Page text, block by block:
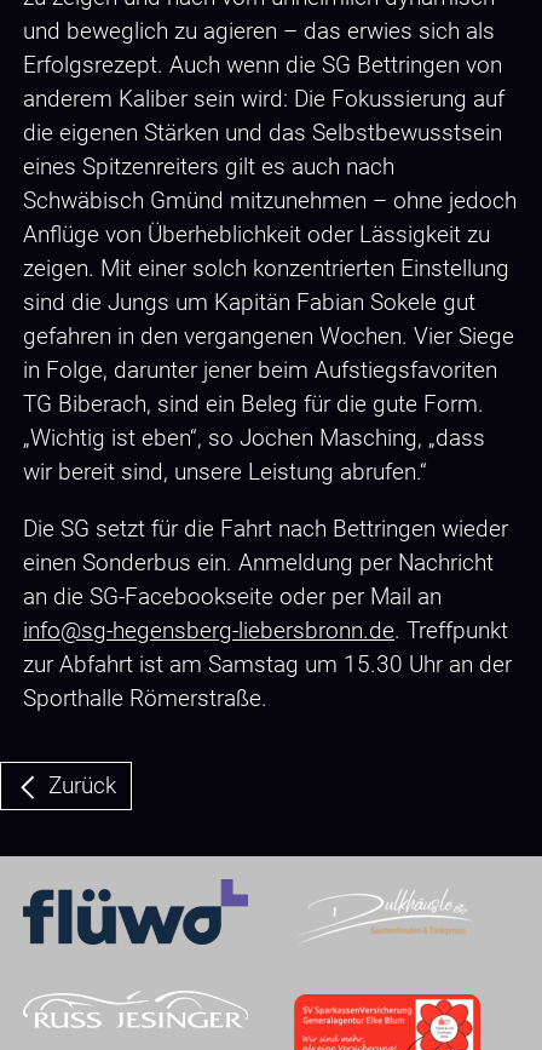
und beweglich zu agieren – das erwies sich als
Erfolgsrezept. Auch wenn die SG Bettringen von
anderem Kaliber sein wird: Die Fokussierung auf
die eigenen Stärken und das Selbstbewusstsein
eines Spitzenreiters gilt es auch nach
Schwäbisch Gmünd mitzunehmen – ohne jedoch
Anflüge von Überheblichkeit oder Lässigkeit zu
zeigen. Mit einer solch konzentrierten Einstellung
sind die Jungs um Kapitän Fabian Sokele gut
gefahren in den vergangenen Wochen. Vier Siege
in Folge, darunter jener beim Aufstiegsfavoriten
TG Biberach, sind ein Beleg für die gute Form.
„Wichtig ist eben“, so Jochen Masching, „dass
wir bereit sind, unsere Leistung abrufen.“
Die SG setzt für die Fahrt nach Bettringen wieder
einen Sonderbus ein. Anmeldung per Nachricht
an die SG-Facebookseite oder per Mail an
info@sg-hegensberg-liebersbronn.de. Treffpunkt
zur Abfahrt ist am Samstag um 15.30 Uhr an der
Sporthalle Römerstraße.
Zurück